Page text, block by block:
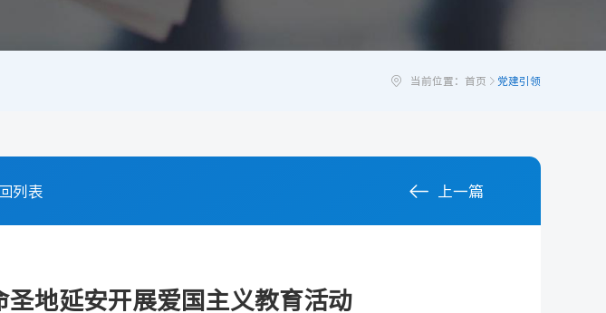
 当前位置： 首页  党建引领
列表  上一篇
圣地延安开展爱国主义教育活动